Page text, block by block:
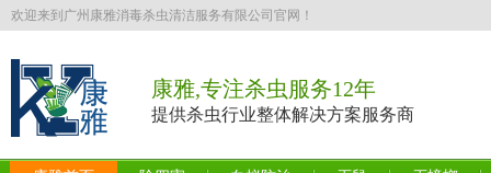
欢迎来到广州康雅消毒杀虫清洁服务有限公司官网！
康雅,专注杀虫服务12年
提供杀虫行业整体解决方案服务商